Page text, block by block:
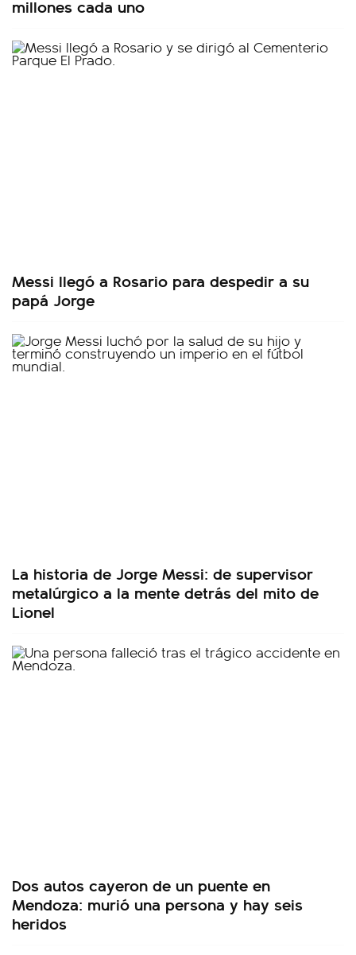
millones cada uno
Messi llegó a Rosario para despedir a su
papá Jorge
La historia de Jorge Messi: de supervisor
metalúrgico a la mente detrás del mito de
Lionel
Dos autos cayeron de un puente en
Mendoza: murió una persona y hay seis
heridos